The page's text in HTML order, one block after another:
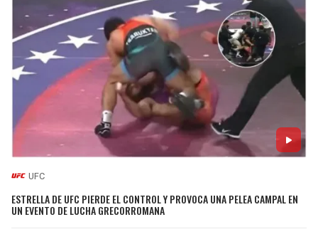
UFC
ESTRELLA DE UFC PIERDE EL CONTROL Y PROVOCA UNA PELEA CAMPAL EN
UN EVENTO DE LUCHA GRECORROMANA